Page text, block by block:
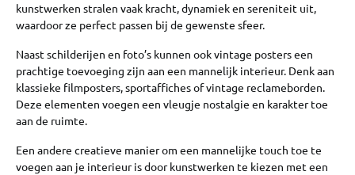
kunstwerken stralen vaak kracht, dynamiek en sereniteit uit,
waardoor ze perfect passen bij de gewenste sfeer.
Naast schilderijen en foto’s kunnen ook vintage posters een
prachtige toevoeging zijn aan een mannelijk interieur. Denk aan
klassieke filmposters, sportaffiches of vintage reclameborden.
Deze elementen voegen een vleugje nostalgie en karakter toe
aan de ruimte.
Een andere creatieve manier om een mannelijke touch toe te
voegen aan je interieur is door kunstwerken te kiezen met een